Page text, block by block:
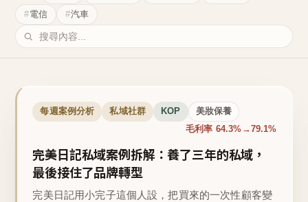
電信
汽車
每週案例分析 私域社群 KOP 美妝保養
毛利率 64.3%→79.1%
完美日記私域案例拆解：養了三年的私域，
最後接住了品牌轉型
完美日記用小完子這個人設，把買來的一次性顧客變